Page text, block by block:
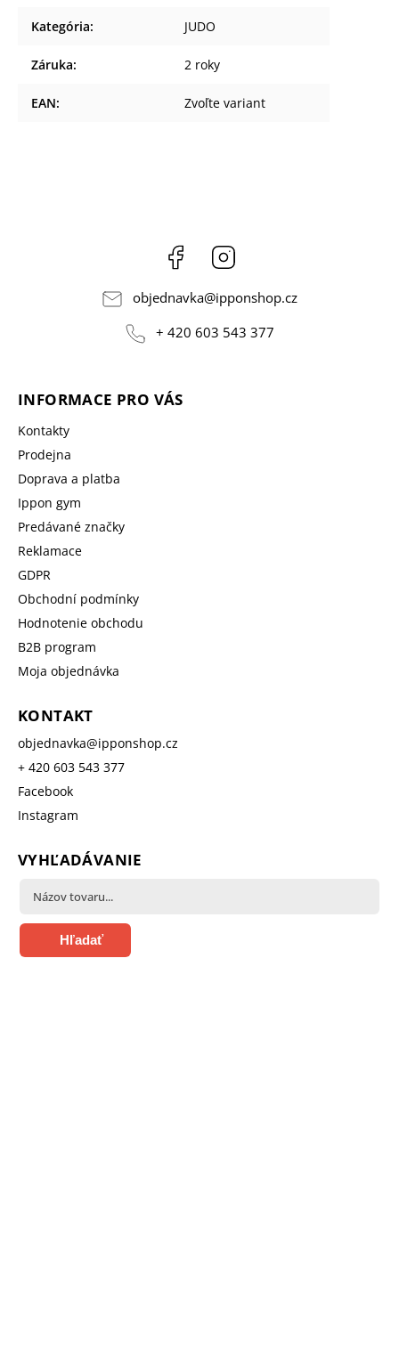
Kategória: JUDO
Záruka: 2 roky
EAN: Zvoľte variant
Facebook
objednavka@ipponshop.cz
+ 420 603 543 377
INFORMACE PRO VÁS
Kontakty
Prodejna
Doprava a platba
Ippon gym
Predávané značky
Reklamace
GDPR
Obchodní podmínky
Hodnotenie obchodu
B2B program
Moja objednávka
KONTAKT
objednavka@ipponshop.cz
+ 420 603 543 377
Facebook
Instagram
VYHĽADÁVANIE
Hľadať